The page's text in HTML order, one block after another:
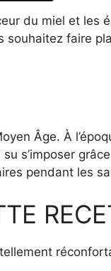
du miel et les
faire
Âge. À
s’imposer
pendant les